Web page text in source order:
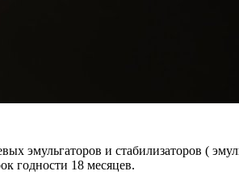
эмульгаторов и стабилизаторов (
годности 18 месяцев.